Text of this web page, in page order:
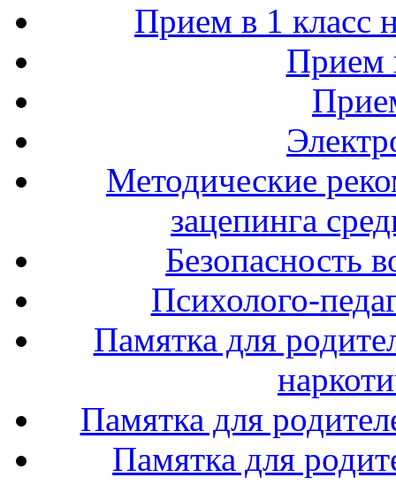
Прием в 1 класс
Прием
Методические
зацепинга
Безопасность
Психолого-
Памятка для
Памятка для
Памятка для